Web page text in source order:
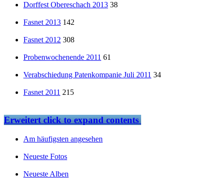
Dorffest Obereschach 2013 38
Fasnet 2013 142
Fasnet 2012 308
Probenwochenende 2011 61
Verabschiedung Patenkompanie Juli 2011 34
Fasnet 2011 215
Erweitertclick to expand contents
Am häufigsten angesehen
Neueste Fotos
Neueste Alben